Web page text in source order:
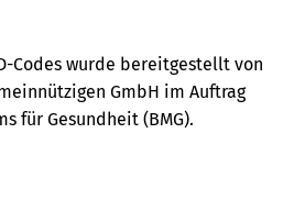
Codes wurde bereitgestellt von
GmbH im Auftrag
für Gesundheit (BMG).